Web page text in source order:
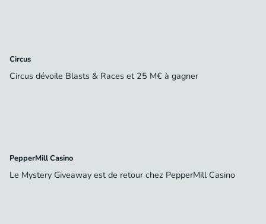
Circus
Circus dévoile Blasts & Races et 25 M€ à gagner
PepperMill Casino
Le Mystery Giveaway est de retour chez PepperMill Casino